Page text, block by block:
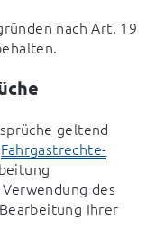
nach Art. 19
geltend
Fahrgastrechte-
des
Ihrer